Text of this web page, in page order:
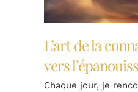
L’art de la
vers
Chaque jour, je